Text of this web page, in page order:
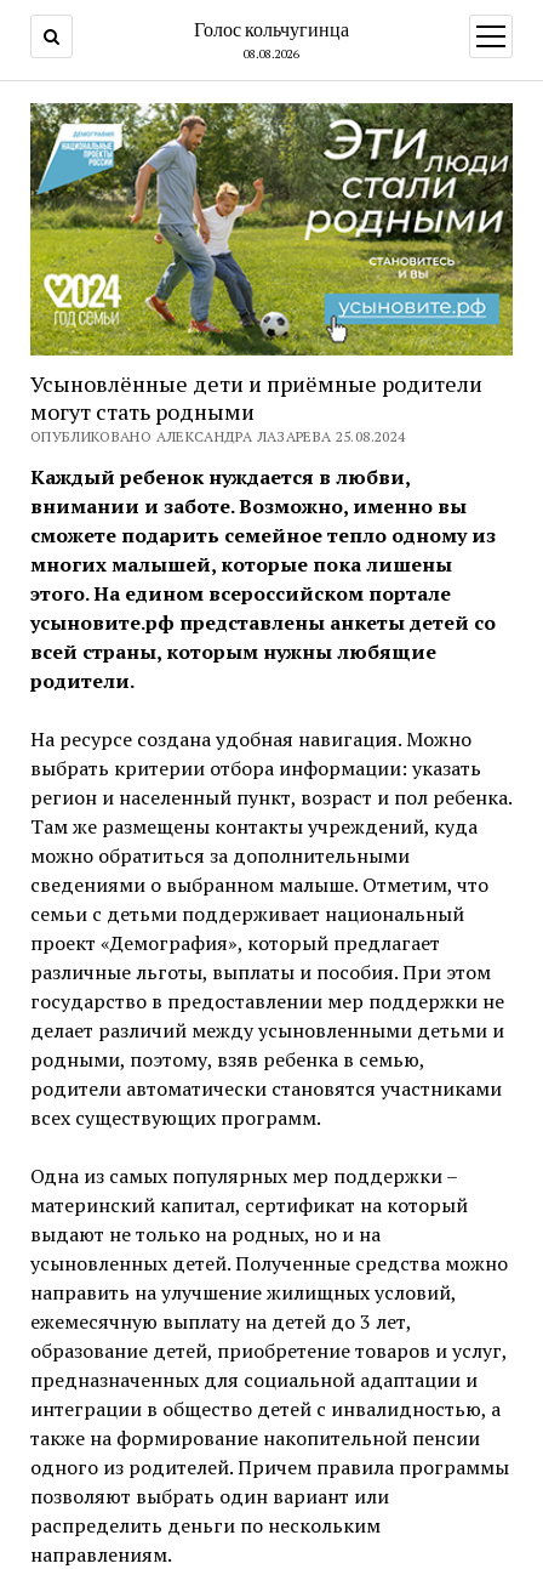
Голос кольчугинца
08.08.2026
меню
Усыновлённые дети и приёмные родители
могут стать родными
ОПУБЛИКОВАНО АЛЕКСАНДРА ЛАЗАРЕВА 25.08.2024
Каждый ребенок нуждается в любви,
внимании и заботе. Возможно, именно вы
сможете подарить семейное тепло одному из
многих малышей, которые пока лишены
этого. На едином всероссийском портале
усыновите.рф представлены анкеты детей со
всей страны, которым нужны любящие
родители.
На ресурсе создана удобная навигация. Можно
выбрать критерии отбора информации: указать
регион и населенный пункт, возраст и пол ребенка.
Там же размещены контакты учреждений, куда
можно обратиться за дополнительными
сведениями о выбранном малыше. Отметим, что
семьи с детьми поддерживает национальный
проект «Демография», который предлагает
различные льготы, выплаты и пособия. При этом
государство в предоставлении мер поддержки не
делает различий между усыновленными детьми и
родными, поэтому, взяв ребенка в семью,
родители автоматически становятся участниками
всех существующих программ.
Одна из самых популярных мер поддержки –
материнский капитал, сертификат на который
выдают не только на родных, но и на
усыновленных детей. Полученные средства можно
направить на улучшение жилищных условий,
ежемесячную выплату на детей до 3 лет,
образование детей, приобретение товаров и услуг,
предназначенных для социальной адаптации и
интеграции в общество детей с инвалидностью, а
также на формирование накопительной пенсии
одного из родителей. Причем правила программы
позволяют выбрать один вариант или
распределить деньги по нескольким
направлениям.